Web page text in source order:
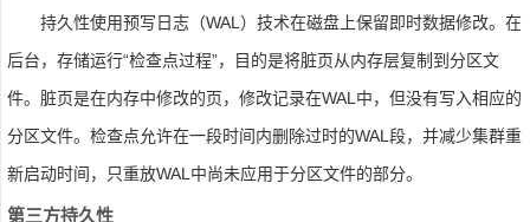
持久性使用预写日志（WAL）技术在磁盘上保留即时数据修改。在
后台，存储运行“检查点过程”，目的是将脏页从内存层复制到分区文
件。脏页是在内存中修改的页，修改记录在WAL中，但没有写入相应的
分区文件。检查点允许在一段时间内删除过时的WAL段，并减少集群重
新启动时间，只重放WAL中尚未应用于分区文件的部分。
第三方持久性